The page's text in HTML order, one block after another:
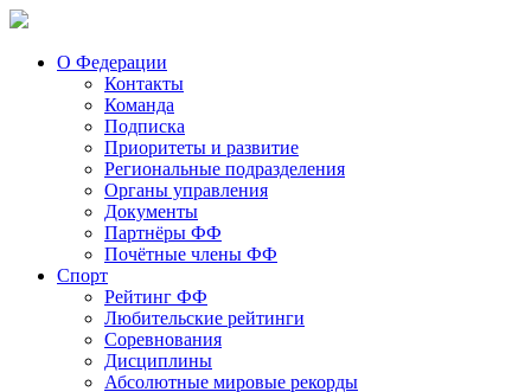
О Федерации
Контакты
Команда
Подписка
Приоритеты и развитие
Региональные подразделения
Органы управления
Документы
Партнёры ФФ
Почётные члены ФФ
Спорт
Рейтинг ФФ
Любительские рейтинги
Соревнования
Дисциплины
Абсолютные мировые рекорды